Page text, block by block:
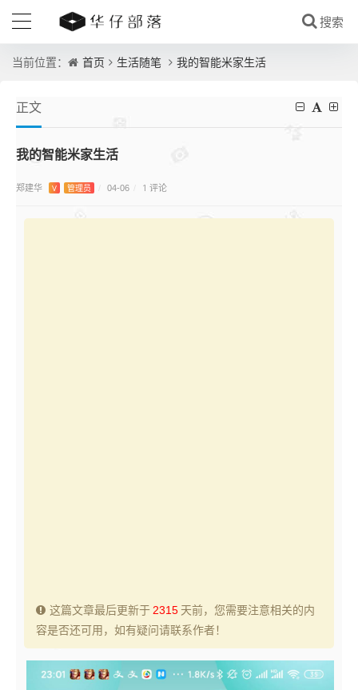
当前位置： 首页 生活随笔 我的智能米家生活
正文
我的智能米家生活
郑建华 V 管理员 04-06 1 评论
这篇文章最后更新于 2315 天前，您需要注意相关的内
容是否还可用，如有疑问请联系作者！